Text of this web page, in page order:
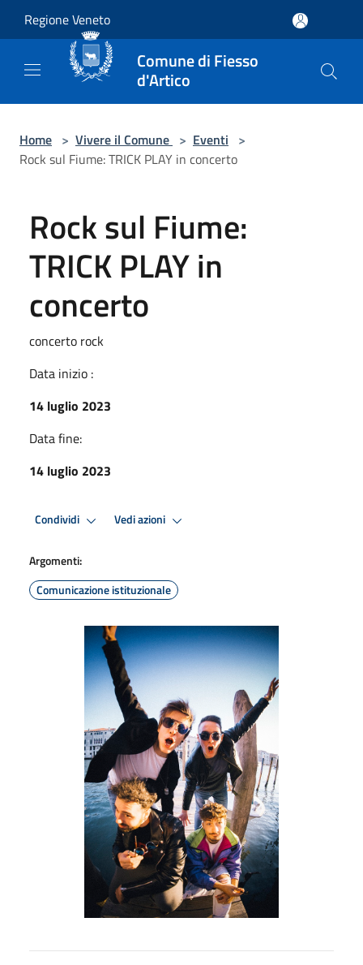
Regione Veneto
Comune di Fiesso
d'Artico
Home > Vivere il Comune > Eventi >
Rock sul Fiume: TRICK PLAY in concerto
Rock sul Fiume:
TRICK PLAY in
concerto
concerto rock
Data inizio :
14 luglio 2023
Data fine:
14 luglio 2023
Condividi Vedi azioni
Argomenti:
Comunicazione istituzionale